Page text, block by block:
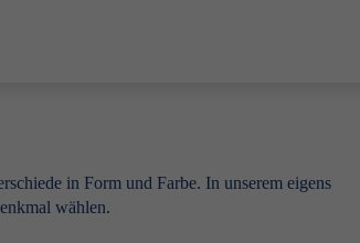
in Form und Farbe. In unserem eigens
wählen.